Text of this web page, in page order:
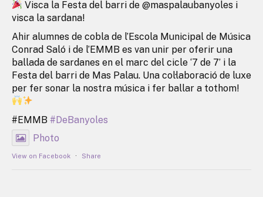
Visca la Festa del barri de @maspalaubanyoles i
visca la sardana!
Ahir alumnes de cobla de l’Escola Municipal de Música
Conrad Saló i de l’EMMB es van unir per oferir una
ballada de sardanes en el marc del cicle ‘7 de 7’ i la
Festa del barri de Mas Palau. Una col·laboració de luxe
per fer sonar la nostra música i fer ballar a tothom!
#EMMB #DeBanyoles
Photo
View on Facebook · Share